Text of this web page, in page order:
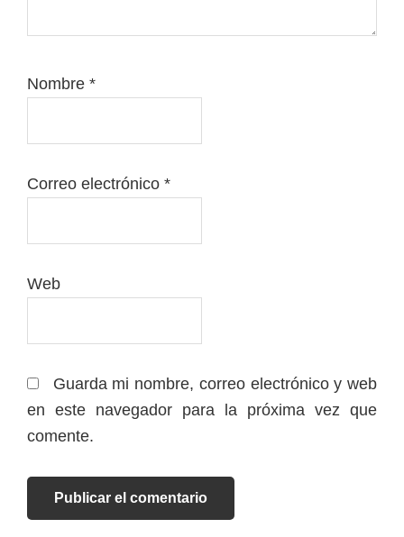
Nombre *
Correo electrónico *
Web
Guarda mi nombre, correo electrónico y web
en este navegador para la próxima vez que
comente.